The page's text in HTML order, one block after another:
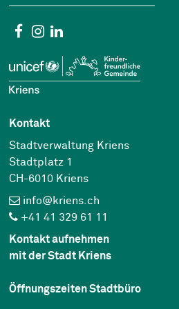
Social Media
Facebook
Instagram
Kontakt
Stadtverwaltung Kriens
Stadtplatz 1
CH-6010 Kriens
info@kriens.ch
+41 41 329 61 11
Kontakt aufnehmen
mit der Stadt Kriens
Öffnungszeiten Stadtbüro